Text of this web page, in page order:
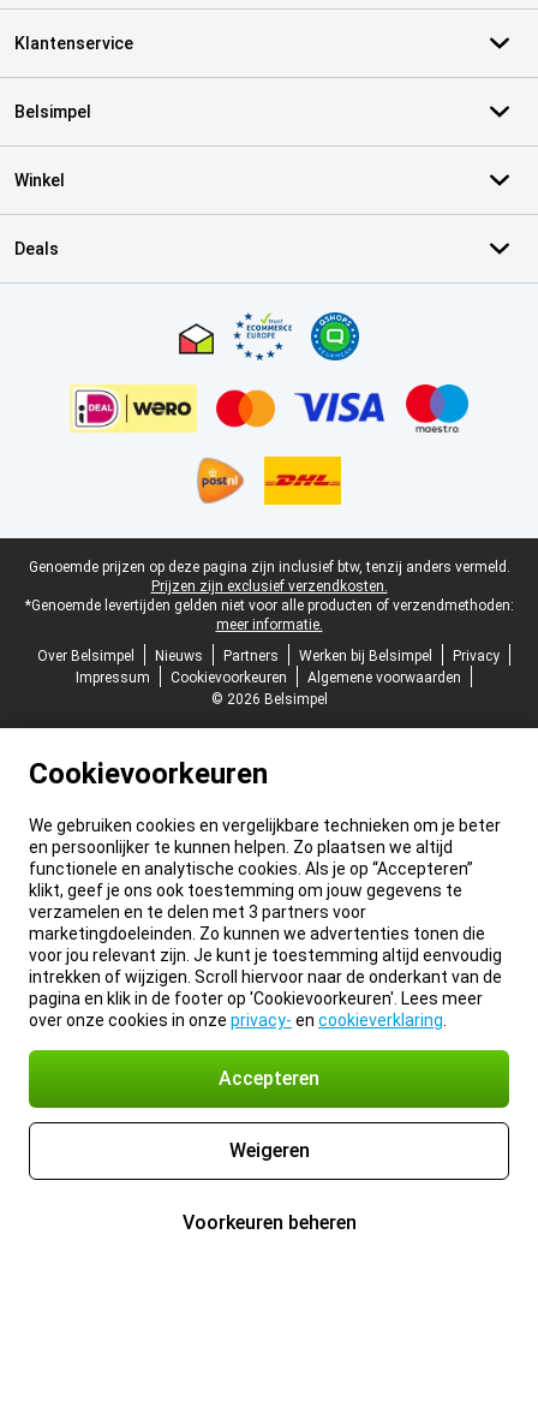
Klantenservice
Belsimpel
Winkel
Deals
Juridische voettekst
Genoemde prijzen op deze pagina zijn inclusief btw, tenzij anders vermeld.
Prijzen zijn exclusief verzendkosten.
*Genoemde levertijden gelden niet voor alle producten of verzendmethoden:
meer informatie.
Over Belsimpel
Nieuws Partners Werken bij Belsimpel
Privacy
Impressum
Cookievoorkeuren
Algemene voorwaarden
© 2026 Belsimpel
Cookievoorkeuren
We gebruiken cookies en vergelijkbare technieken om je beter
en persoonlijker te kunnen helpen. Zo plaatsen we altijd
functionele en analytische cookies. Als je op “Accepteren”
klikt, geef je ons ook toestemming om jouw gegevens te
verzamelen en te delen met 3 partners voor
marketingdoeleinden. Zo kunnen we advertenties tonen die
voor jou relevant zijn. Je kunt je toestemming altijd eenvoudig
intrekken of wijzigen. Scroll hiervoor naar de onderkant van de
pagina en klik in de footer op 'Cookievoorkeuren'. Lees meer
over onze cookies in onze privacy- en cookieverklaring
Accepteren
Weigeren
Voorkeuren beheren